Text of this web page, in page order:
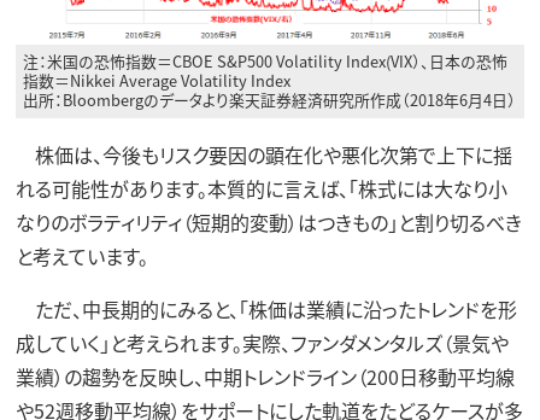
注：米国の恐怖指数＝CBOE S&P500 Volatility Index(VIX）、日本の恐怖
指数＝Nikkei Average Volatility Index
出所：Bloombergのデータより楽天証券経済研究所作成（2018年6月4日）
株価は、今後もリスク要因の顕在化や悪化次第で上下に揺
れる可能性があります。本質的に言えば、「株式には大なり小
なりのボラティリティ（短期的変動）はつきもの」と割り切るべき
と考えています。
ただ、中長期的にみると、「株価は業績に沿ったトレンドを形
成していく」と考えられます。実際、ファンダメンタルズ（景気や
業績）の趨勢を反映し、中期トレンドライン（200日移動平均線
や52週移動平均線）をサポートにした軌道をたどるケースが多